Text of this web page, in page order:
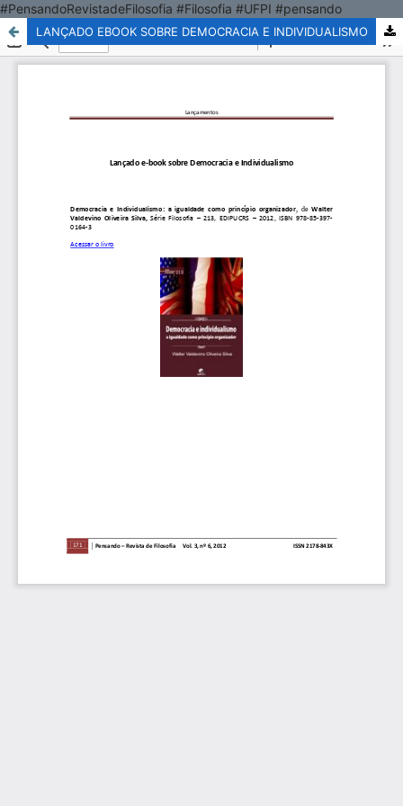
#PensandoRevistadeFilosofia #Filosofia #UFPI #pensando
LANÇADO EBOOK SOBRE DEMOCRACIA E INDIVIDUALISMO